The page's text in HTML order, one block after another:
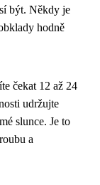
být. Někdy je
hodně
čekat 12 až 24
udržujte
slunce. Je to
a